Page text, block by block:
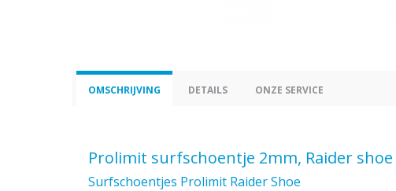
OMSCHRIJVING DETAILS ONZE SERVICE
Prolimit surfschoentje 2mm, Raider shoe
Surfschoentjes Prolimit Raider Shoe